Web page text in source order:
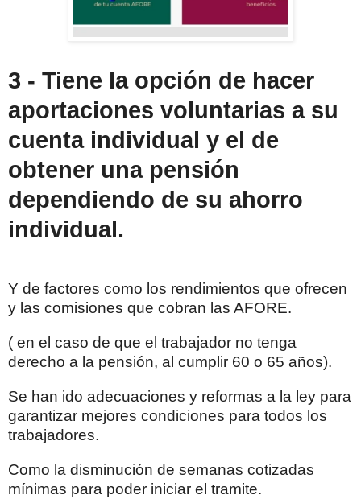
3 - Tiene la opción de hacer
aportaciones voluntarias a su
cuenta individual y el de
obtener una pensión
dependiendo de su ahorro
individual.
Y de factores como los rendimientos que ofrecen
y las comisiones que cobran las AFORE.
( en el caso de que el trabajador no tenga
derecho a la pensión, al cumplir 60 o 65 años).
Se han ido adecuaciones y reformas a la ley para
garantizar mejores condiciones para todos los
trabajadores.
Como la disminución de semanas cotizadas
mínimas para poder iniciar el tramite.